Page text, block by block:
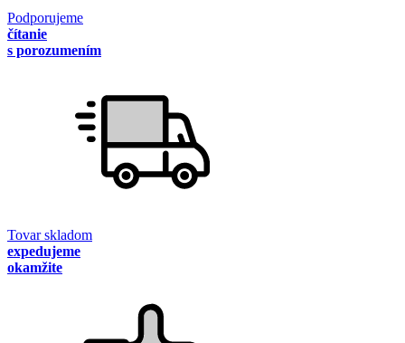
Podporujeme
čítanie
s porozumením
Tovar skladom
expedujeme
okamžite